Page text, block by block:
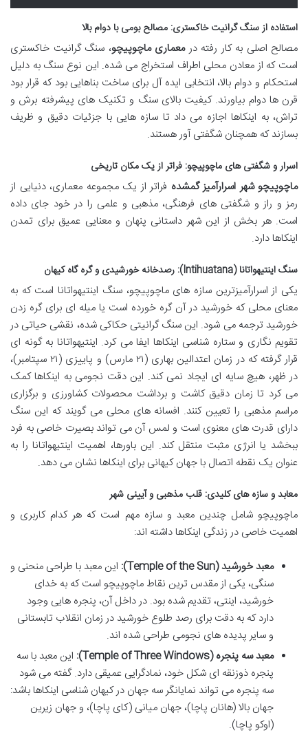
استفاده از سنگ گرانیت خاکستری: مصالح بومی با دوام بالا
مصالح اصلی به کار رفته درمعماری ماچوپیچو، سنگ گرانیت خاکستری
است که از معادن محلی اطراف استخراج می شده. این نوع سنگ به دلیل
استحکام و دوام بالا، انتخابی ایده آل برای ساخت بناهایی بود که قرار بود
قرن ها دوام بیاورند. کیفیت بالای سنگ و تکنیک های پیشرفته برش و
تراش، به اینکاها اجازه می داد تا سازه هایی با جزئیات دقیق و ظریف
بسازند که همچنان شگفتی آور هستند.
اسرار و شگفتی های ماچوپیچو: فراتر از یک مکان تاریخی
ماچوپیچو شهر اسرارآمیز گمشده فراتر از یک مجموعه معماری، دنیایی از
رمز و راز و شگفتی های فرهنگی، مذهبی و علمی را در خود جای داده
است. هر بخش از این شهر داستانی پنهان و معنایی عمیق برای تمدن
اینکاها دارد.
سنگ اینتیهواتانا (Intihuatana): رصدخانه خورشیدی و گره گاه کیهان
یکی از اسرارآمیزترین سازه های ماچوپیچو، سنگ اینتیهواتانا است که به
معنای محلی که خورشید در آن گره خورده است یا میله ای برای گره زدن
خورشید ترجمه می شود. این سنگ گرانیتی حکاکی شده، نقشی حیاتی در
تقویم نگاری و ستاره شناسی اینکاها ایفا می کرد. اینتیهواتانا به گونه ای
قرار گرفته که در زمان اعتدالین بهاری (۲۱ مارس) و پاییزی (۲۱ سپتامبر)،
در ظهر، هیچ سایه ای ایجاد نمی کند. این دقت نجومی به اینکاها کمک
می کرد تا زمان دقیق کاشت و برداشت محصولات کشاورزی و برگزاری
مراسم مذهبی را تعیین کنند. افسانه های محلی می گویند که این سنگ
دارای قدرت های معنوی است و لمس آن می تواند بصیرت خاصی به فرد
ببخشد یا انرژی مثبت منتقل کند. این باورها، اهمیت اینتیهواتانا را به
عنوان یک نقطه اتصال با جهان کیهانی برای اینکاها نشان می دهد.
معابد و سازه های کلیدی: قلب مذهبی و آیینی شهر
ماچوپیچو شامل چندین معبد و سازه مهم است که هر کدام کاربری و
اهمیت خاصی در زندگی اینکاها داشته اند:
معبد خورشید (Temple of the Sun):
این معبد با طراحی منحنی و
سنگی، یکی از مقدس ترین نقاط ماچوپیچو است که به خدای
خورشید، اینتی، تقدیم شده بود. در داخل آن، پنجره هایی وجود
دارد که به دقت برای رصد طلوع خورشید در زمان انقلاب تابستانی
و سایر پدیده های نجومی طراحی شده اند.
معبد سه پنجره (Temple of Three Windows):
این معبد با سه
پنجره ذوزنقه ای شکل خود، نمادگرایی عمیقی دارد. گفته می شود
سه پنجره می تواند نمایانگر سه جهان در کیهان شناسی اینکاها باشد:
جهان بالا (هانان پاچا)، جهان میانی (کای پاچا)، و جهان زیرین
(اوکو پاچا).